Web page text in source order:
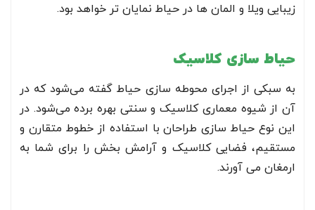
زیبایی ویلا و المان ها در حیاط نمایان تر خواهد بود.
حیاط سازی کلاسیک
به سبکی از اجرای محوطه سازی حیاط گفته می‌شود که در
آن از شیوه معماری کلاسیک و سنتی بهره برده می‌شود. در
این نوع حیاط سازی طراحان با استفاده از خطوط متقارن و
مستقیم، فضایی کلاسیک و آرامش بخش را برای شما به
ارمغان می آورند.